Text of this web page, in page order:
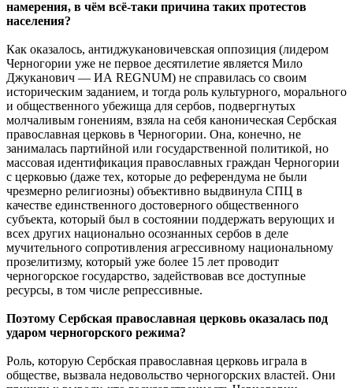
намерения, в чём всё-таки причина таких протестов
населения?
Как оказалось, антиджукановичевская оппозиция (лидером
Черногории уже не первое десятилетие является Мило
Джуканович — ИА REGNUM) не справилась со своим
историческим заданием, и тогда роль культурного, морального
и общественного убежища для сербов, подвергнутых
молчаливым гонениям, взяла на себя каноническая Сербская
православная церковь в Черногории. Она, конечно, не
занималась партийной или государственной политикой, но
массовая идентификация православных граждан Черногории
с церковью (даже тех, которые до референдума не были
чрезмерно религиозны) объективно выдвинула СПЦ в
качестве единственного достоверного общественного
субъекта, который был в состоянии поддержать верующих и
всех других национально осознанных сербов в деле
мучительного сопротивления агрессивному национальному
прозелитизму, который уже более 15 лет проводит
черногорское государство, задействовав все доступные
ресурсы, в том числе репрессивные.
Поэтому Сербская православная церковь оказалась под
ударом черногорского режима?
Роль, которую Сербская православная церковь играла в
обществе, вызвала недовольство черногорских властей. Они